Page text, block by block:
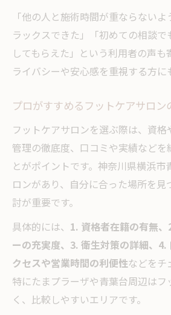
「他の人と施術時間が重ならない
ラックスできた」「初めての相談で
してもらえた」という利用者の声
ライバシーや安心感を重視する方に
プロがすすめるフットケアサロン
フットケアサロンを選ぶ際は、資
管理の徹底度、口コミや実績などを
とがポイントです。神奈川県横浜市
ロンがあり、自分に合った場所を
討が重要です。
具体的には、 1. 資格者在籍の有無
ーの充実度、3. 衛生対策の詳細、4.
クセスや営業時間の利便性などをチ
特にたまプラーザや青葉台周辺は
く、比較しやすいエリアです。